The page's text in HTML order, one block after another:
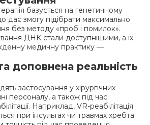
базується на генетичному
дає змогу підібрати максимально
без методу «проб і помилок».
ДНК стали доступнішими, а їх
медичну практику —
доповнена реальність
застосування у хірургічних
персоналу, а також під час
Наприклад, VR-реабілітація
при інсультах чи травмах хребта.